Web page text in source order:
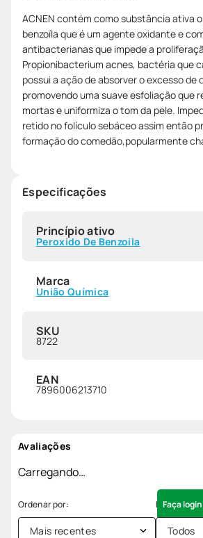
ACNEN contém como substância ativa
benzoíla que é um agente oxidante e
antibacterianas que impede a
Propionibacterium acnes, bactéria que
possui a ação de absorver o excesso de
promovendo uma suave esfoliação que
mortas e uniformiza o tom da pele.
retido no folículo sebáceo assim então
formação do comedão,popularmente
Especificações
Princípio ativo
Peroxido De Benzoila
Marca
União Química
SKU
8722
EAN
7896006213710
Avaliações
Carregando…
Faça
Mais recentes Todos